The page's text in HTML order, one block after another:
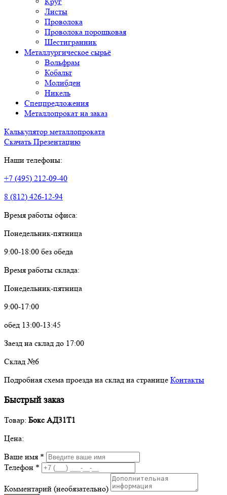
Листы
Проволока
Проволока порошковая
Шестигранник
Металлургическое сырьё
Вольфрам
Кобальт
Молибден
Никель
Спецпредложения
Металлопрокат на заказ
Калькулятор металлопроката
Скачать Презентацию
Наши телефоны:
+7 (495) 212-09-40
8 (812) 426-12-94
Время работы офиса:
Понедельник-пятница
9:00-18:00 без обеда
Время работы склада:
Понедельник-пятница
9:00-17:00
обед 13:00-13:45
Заезд на склад до 17:00
Склад №6
Подробная схема проезда на склад на странице Контакты
Быстрый заказ
Товар: Бокс АД31Т1
Цена:
Ваше имя *
Телефон *
Комментарий (необязательно)